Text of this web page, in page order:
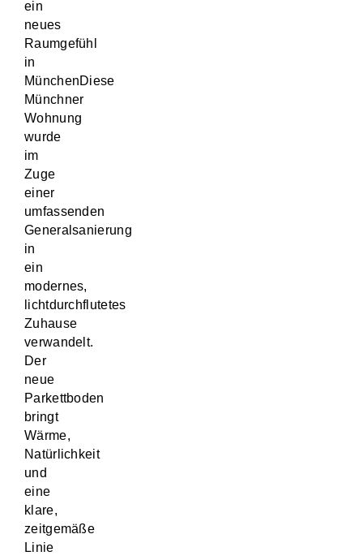
ein
neues
Raumgefühl
in
MünchenDiese
Münchner
Wohnung
wurde
im
Zuge
einer
umfassenden
Generalsanierung
in
ein
modernes,
lichtdurchflutetes
Zuhause
verwandelt.
Der
neue
Parkettboden
bringt
Wärme,
Natürlichkeit
und
eine
klare,
zeitgemäße
Linie